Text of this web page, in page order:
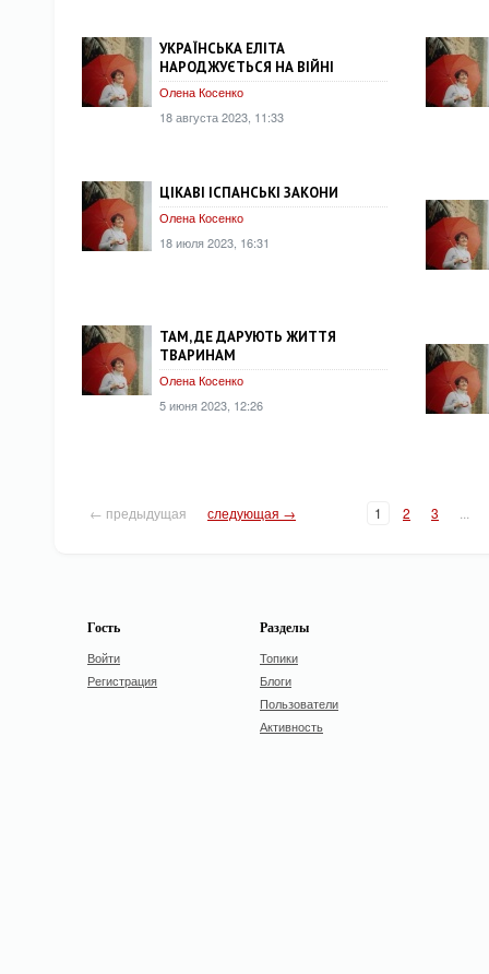
УКРАЇНСЬКА ЕЛІТА
НАРОДЖУЄТЬСЯ НА ВІЙНІ
Олена Косенко
18 августа 2023, 11:33
ЦІКАВІ ІСПАНСЬКІ ЗАКОНИ
Олена Косенко
18 июля 2023, 16:31
ТАМ, ДЕ ДАРУЮТЬ ЖИТТЯ
ТВАРИНАМ
Олена Косенко
5 июня 2023, 12:26
← предыдущая следующая → 1 2 3
Гость
Войти
Регистрация
Разделы
Топики
Блоги
Пользователи
Активность